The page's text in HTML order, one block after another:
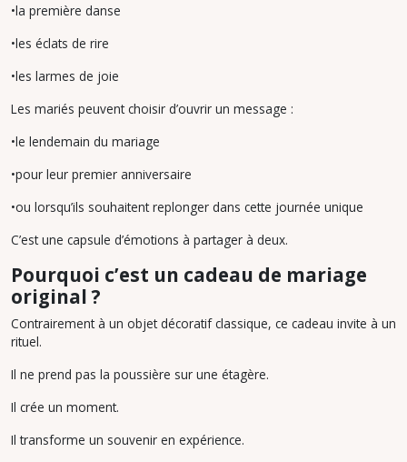
•la première danse
•les éclats de rire
•les larmes de joie
Les mariés peuvent choisir d’ouvrir un message :
•le lendemain du mariage
•pour leur premier anniversaire
•ou lorsqu’ils souhaitent replonger dans cette journée unique
C’est une capsule d’émotions à partager à deux.
Pourquoi c’est un cadeau de mariage
original ?
Contrairement à un objet décoratif classique, ce cadeau invite à un
rituel.
Il ne prend pas la poussière sur une étagère.
Il crée un moment.
Il transforme un souvenir en expérience.